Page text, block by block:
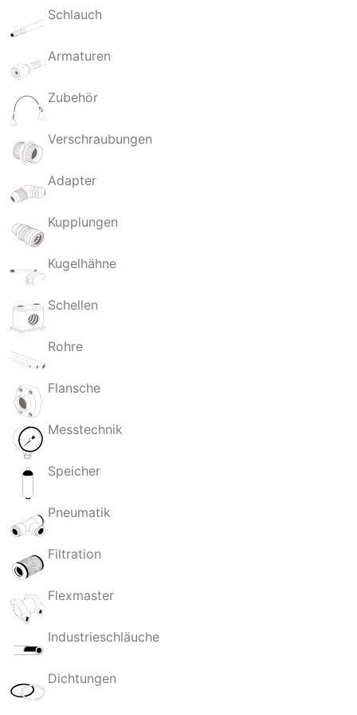
Schlauch
Armaturen
Zubehör
Verschraubungen
Adapter
Kupplungen
Kugelhähne
Schellen
Rohre
Flansche
Messtechnik
Speicher
Pneumatik
Filtration
Flexmaster
Industrieschläuche
Dichtungen